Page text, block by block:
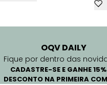
OQV DAILY
Fique por dentro das
CADASTRE-SE E GANHE
DESCONTO NA PRIMEIRA